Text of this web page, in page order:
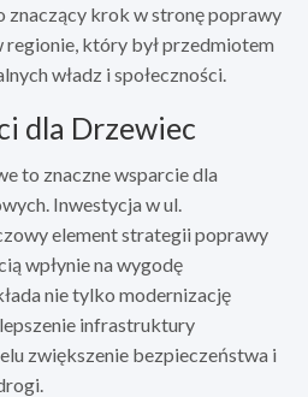
znaczący krok w stronę poprawy
który był przedmiotem
władz i społeczności.
dla Drzewiec
to znaczne wsparcie dla
Inwestycja w ul.
element strategii poprawy
wpłynie na wygodę
nie tylko modernizację
infrastruktury
zwiększenie bezpieczeństwa i